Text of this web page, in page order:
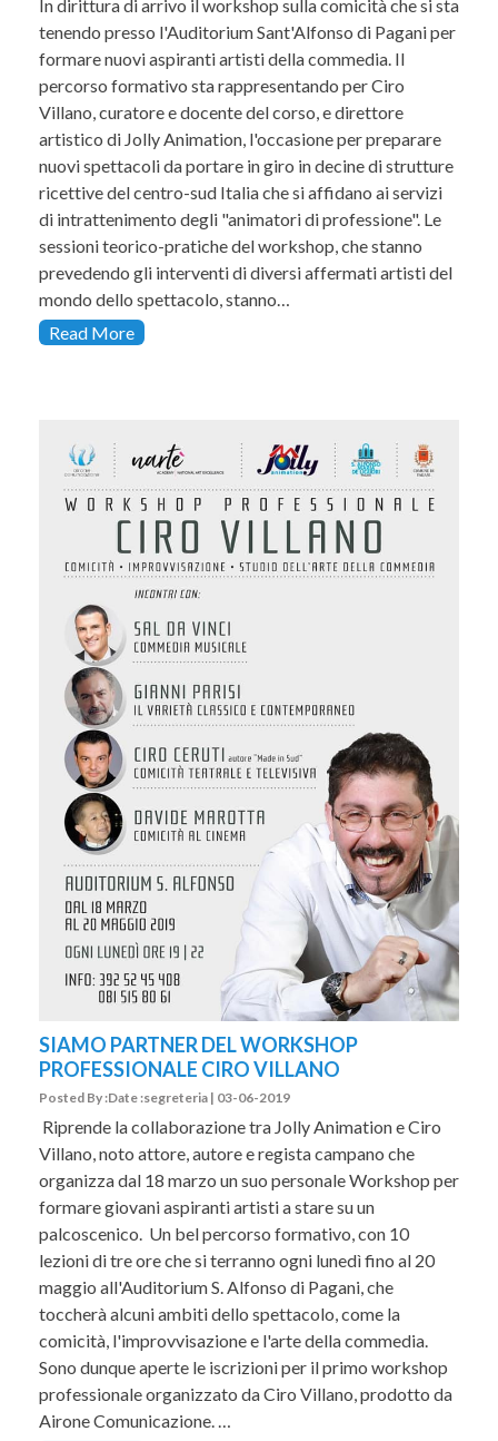
In dirittura di arrivo il workshop sulla comicità che si sta
tenendo presso l'Auditorium Sant'Alfonso di Pagani per
formare nuovi aspiranti artisti della commedia. Il
percorso formativo sta rappresentando per Ciro
Villano, curatore e docente del corso, e direttore
artistico di Jolly Animation, l'occasione per preparare
nuovi spettacoli da portare in giro in decine di strutture
ricettive del centro-sud Italia che si affidano ai servizi
di intrattenimento degli "animatori di professione". Le
sessioni teorico-pratiche del workshop, che stanno
prevedendo gli interventi di diversi affermati artisti del
mondo dello spettacolo, stanno…
Read More
SIAMO PARTNER DEL WORKSHOP
PROFESSIONALE CIRO VILLANO
Posted By :Date :segreteria | 03-06-2019
Riprende la collaborazione tra Jolly Animation e Ciro
Villano, noto attore, autore e regista campano che
organizza dal 18 marzo un suo personale Workshop per
formare giovani aspiranti artisti a stare su un
palcoscenico. Un bel percorso formativo, con 10
lezioni di tre ore che si terranno ogni lunedì fino al 20
maggio all'Auditorium S. Alfonso di Pagani, che
toccherà alcuni ambiti dello spettacolo, come la
comicità, l'improvvisazione e l'arte della commedia.
Sono dunque aperte le iscrizioni per il primo workshop
professionale organizzato da Ciro Villano, prodotto da
Airone Comunicazione. …